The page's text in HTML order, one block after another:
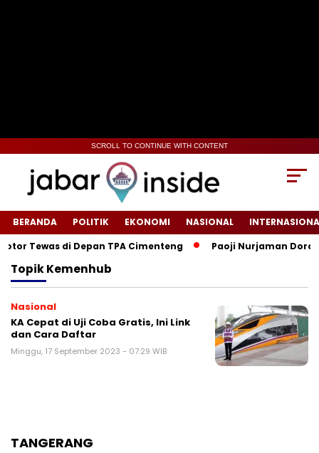
SCROLL TO CONTINUE WITH CONTENT
BERANDA POLITIK EKONOMI NASIONAL
Tewas di Depan TPA Cimenteng
Paoji Nurjaman Dorong
TopikKemenhub
Nasional
KA Cepat di Uji Coba Gratis, Ini Link
dan Cara Daftar
Minggu, 17 September 2023 - 07:29 WIB
TANGERANG